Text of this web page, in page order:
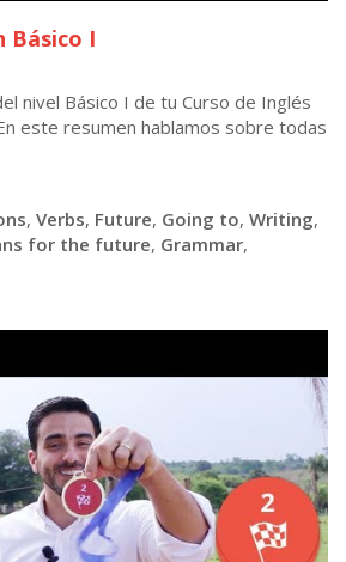
Básico I
nivel Básico I de tu Curso de Inglés
este resumen hablamos sobre todas
, Verbs, Future, Going to, Writing,
for the future, Grammar,